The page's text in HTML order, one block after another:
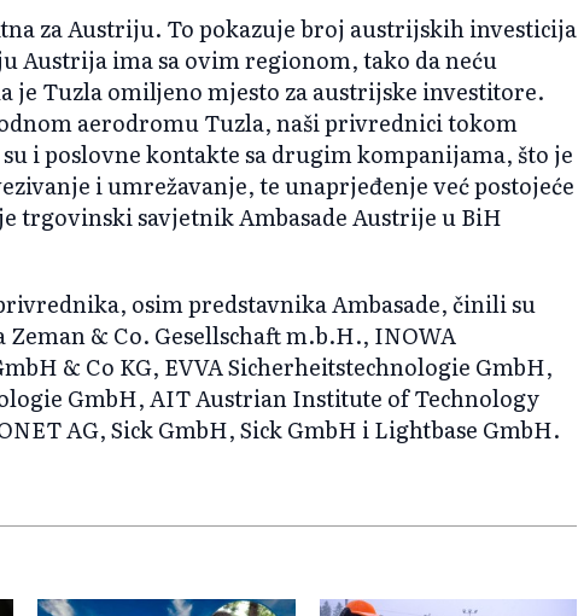
za Austriju. To pokazuje broj austrijskih investicija
Austrija ima sa ovim regionom, tako da neću
je Tuzla omiljeno mjesto za austrijske investitore.
aerodromu Tuzla, naši privrednici tokom
i poslovne kontakte sa drugim kompanijama, što je
i umrežavanje, te unaprjeđenje već postojeće
trgovinski savjetnik Ambasade Austrije u BiH
osim predstavnika Ambasade, činili su
& Co. Gesellschaft m.b.H., INOWA
& Co KG, EVVA Sicherheitstechnologie GmbH,
GmbH, AIT Austrian Institute of Technology
AG, Sick GmbH, Sick GmbH i Lightbase GmbH.